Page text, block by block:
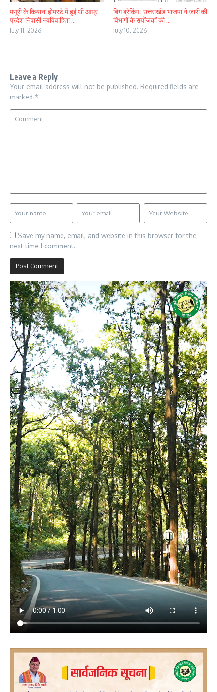
मसूरी के कियाना होमस्टे में हुई थी आंध्र
प्रदेश निवासी नवविवाहिता ...
July 11, 2026
बिग ब्रेकिंग : उत्तराखंड भाजपा ने जारी की
विभागों के सयोंजकों की ...
July 10, 2026
Leave a Reply
Your email address will not be published. Required fields are
marked *
Save my name, email, and website in this browser for the
next time I comment.